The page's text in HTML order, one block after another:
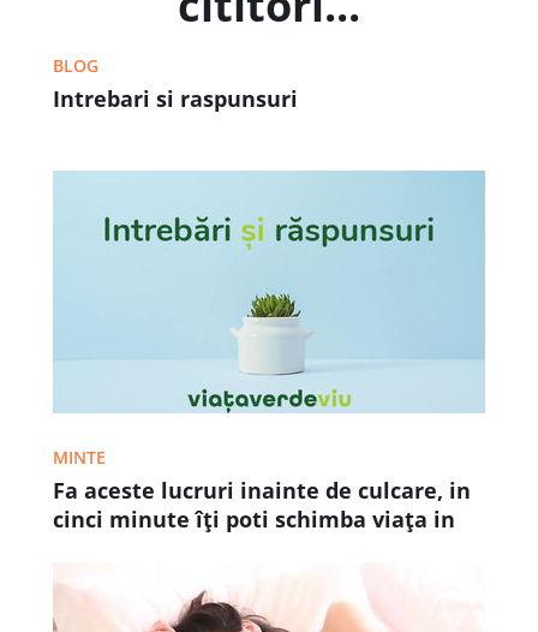
BLOG
Intrebari si raspunsuri
MINTE
Fa aceste lucruri inainte de culcare, in
cinci minute îţi poti schimba viaţa in